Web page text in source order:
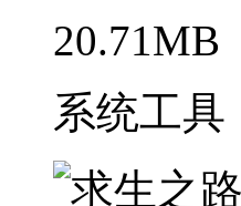
20.71MB
系统工具